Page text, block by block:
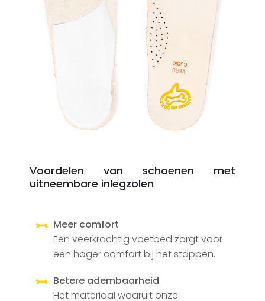
Voordelen van schoenen met
uitneembare inlegzolen
Meer comfort
Een veerkrachtig voetbed zorgt voor
een hoger comfort bij het stappen.
Betere adembaarheid
Het materiaal waaruit onze